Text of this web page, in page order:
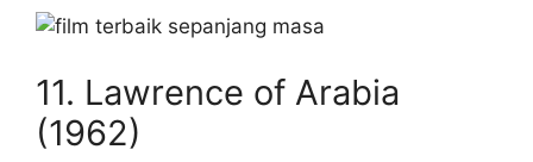
11. Lawrence of Arabia
(1962)